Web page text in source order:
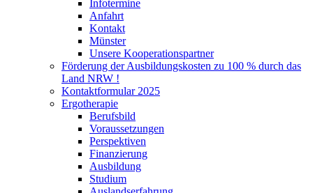
Infotermine
Anfahrt
Kontakt
Münster
Unsere Kooperationspartner
Förderung der Ausbildungskosten zu 100 % durch das
Land NRW !
Kontaktformular 2025
Ergotherapie
Berufsbild
Voraussetzungen
Perspektiven
Finanzierung
Ausbildung
Studium